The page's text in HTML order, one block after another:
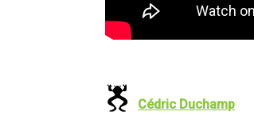
Cédric Duchamp